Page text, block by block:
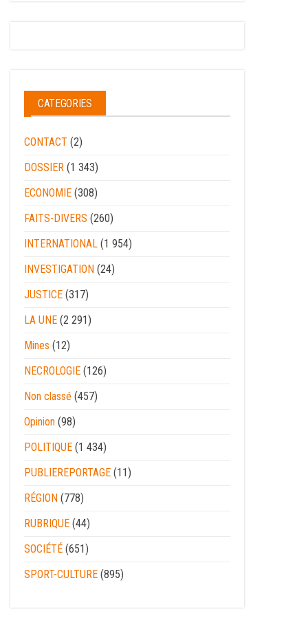
CATEGORIES
CONTACT (2)
DOSSIER (1 343)
ECONOMIE (308)
FAITS-DIVERS (260)
INTERNATIONAL (1 954)
INVESTIGATION (24)
JUSTICE (317)
LA UNE (2 291)
Mines (12)
NECROLOGIE (126)
Non classé (457)
Opinion (98)
POLITIQUE (1 434)
PUBLIEREPORTAGE (11)
RÉGION (778)
RUBRIQUE (44)
SOCIÉTÉ (651)
SPORT-CULTURE (895)